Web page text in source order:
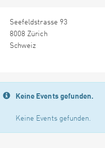
Seefeldstrasse 93
8008 Zürich
Schweiz
Keine Events gefunden.
Keine Events gefunden.